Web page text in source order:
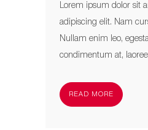
Lorem ipsum dolor sit
adipiscing elit. Nam
Nullam enim leo,
condimentum at,
READ MORE